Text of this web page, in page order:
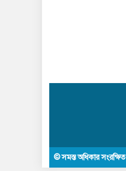
© সমস্ত অধিকার সংরক্ষিত